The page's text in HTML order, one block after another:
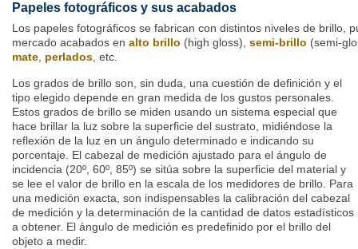
Papeles fotográficos y sus acabados
Los papeles fotográficos se fabrican con distintos niveles de brillo,
mercado acabados en alto brillo (high gloss), semi-brillo (semi-
mate, perlados, etc.
Los grados de brillo son, sin duda, una cuestión de definición y el
tipo elegido depende en gran medida de los gustos personales.
Estos grados de brillo se miden usando un sistema especial que
hace brillar la luz sobre la superficie del sustrato, midiéndose la
reflexión de la luz en un ángulo determinado e indicando su
porcentaje. El cabezal de medición ajustado para el ángulo de
incidencia (20º, 60º, 85º) se sitúa sobre la superficie del material y
se lee el valor de brillo en la escala de los medidores de brillo. Para
una medición exacta, son indispensables la calibración del cabezal
de medición y la determinación de la cantidad de datos estadísticos
a obtener. El ángulo de medición es predefinido por el brillo del
objeto a medir.